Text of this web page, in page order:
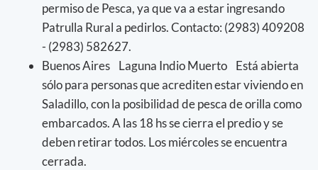
permiso de Pesca, ya que va a estar ingresando
Patrulla Rural a pedirlos. Contacto: (2983) 409208
- (2983) 582627.
Buenos Aires Laguna Indio Muerto Está abierta
sólo para personas que acrediten estar viviendo en
Saladillo, con la posibilidad de pesca de orilla como
embarcados. A las 18 hs se cierra el predio y se
deben retirar todos. Los miércoles se encuentra
cerrada.